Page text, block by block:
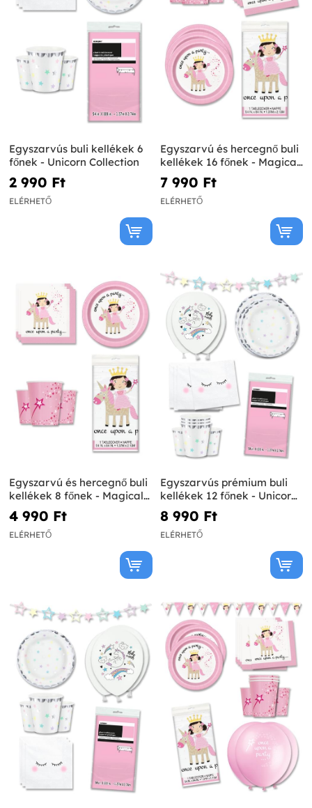
Egyszarvús buli kellékek 6
főnek - Unicorn Collection
2 990 Ft‎
ELÉRHETŐ
Egyszarvú és hercegnő buli
kellékek 16 főnek - Magical
Unicorn
7 990 Ft‎
ELÉRHETŐ
Egyszarvú és hercegnő buli
kellékek 8 főnek - Magical
Unicorn
4 990 Ft‎
ELÉRHETŐ
Egyszarvús prémium buli
kellékek 12 főnek - Unicorn
Collection
8 990 Ft‎
ELÉRHETŐ